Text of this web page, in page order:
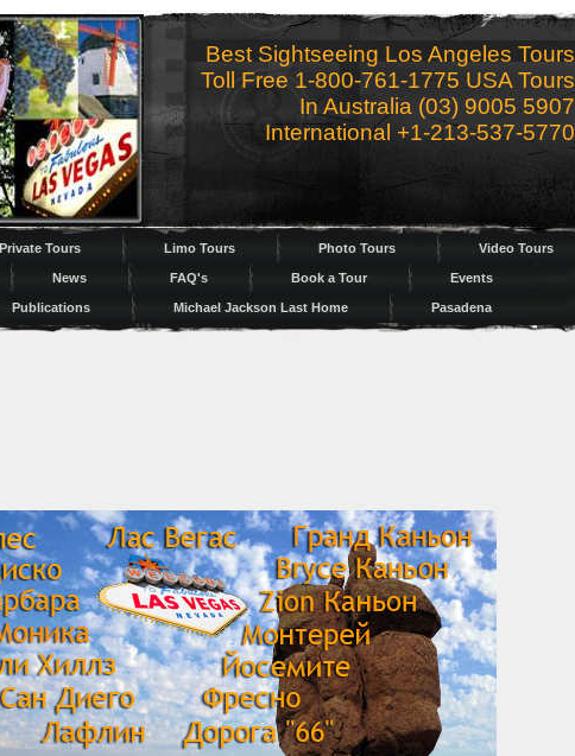
Best Sightseeing Los Angeles Tours
Toll Free 1-800-761-1775 USA Tours
In Australia (03) 9005 5907
International +1-213-537-5770
Tours Limo Tours Photo Tours Video Tours
News FAQ's Book a Tour Events
Publications Michael Jackson Last Home Pasadena